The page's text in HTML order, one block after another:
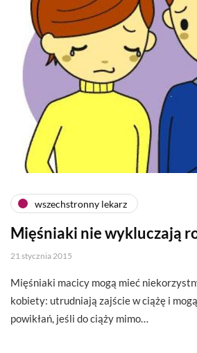
wszechstronny lekarz
Mięśniaki nie wykluczają
21 stycznia 2015
Mięśniaki macicy mogą mieć
kobiety: utrudniają zajście w ciążę i
powikłań, jeśli do ciąży mimo…